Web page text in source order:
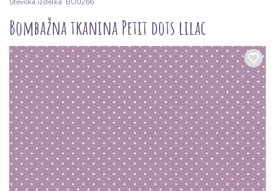
Bombažna tkanina Petit dots lilac